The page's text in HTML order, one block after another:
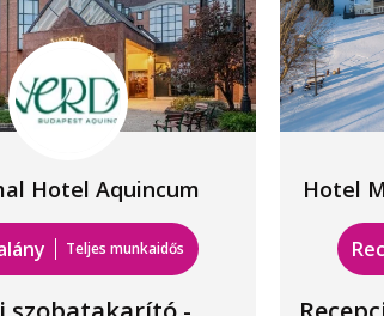
Hotel Aquincum
Teljes munkaidős
Hotel